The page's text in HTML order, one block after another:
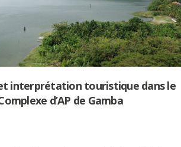
interprétation touristique dans le
d’AP de Gamba